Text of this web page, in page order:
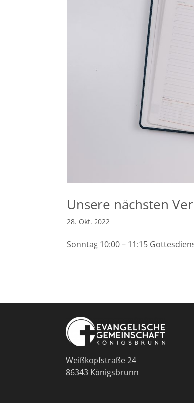
Unsere nächsten
28. Okt. 2022
Sonntag 10:00 – 11:15
Weißkopfstraße 24
86343 Königsbrunn